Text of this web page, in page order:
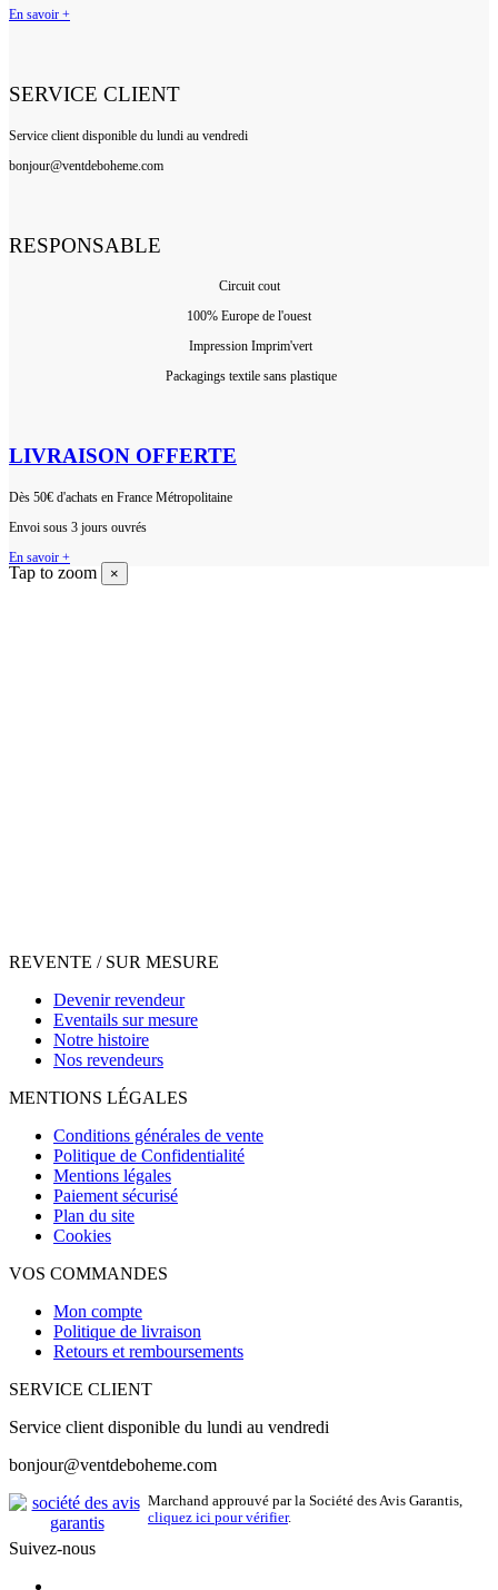
En savoir +
SERVICE CLIENT
Service client disponible du lundi au vendredi
bonjour@ventdeboheme.com
RESPONSABLE
Circuit cout
100% Europe de l'ouest
Impression Imprim'vert
Packagings textile sans plastique
LIVRAISON OFFERTE
Dès 50€ d'achats en France Métropolitaine
Envoi sous 3 jours ouvrés
En savoir +
Tap to zoom ×
REVENTE / SUR MESURE
Devenir revendeur
Eventails sur mesure
Notre histoire
Nos revendeurs
MENTIONS LÉGALES
Conditions générales de vente
Politique de Confidentialité
Mentions légales
Paiement sécurisé
Plan du site
Cookies
VOS COMMANDES
Mon compte
Politique de livraison
Retours et remboursements
SERVICE CLIENT
Service client disponible du lundi au vendredi
bonjour@ventdeboheme.com
Marchand approuvé par la Société des Avis Garantis,
cliquez ici pour vérifier.
Suivez-nous